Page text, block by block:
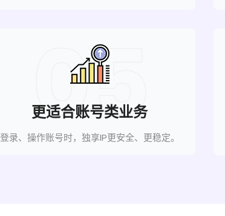
05
更适合账号类业务
登录、操作账号时，独享IP更安全、更稳定。